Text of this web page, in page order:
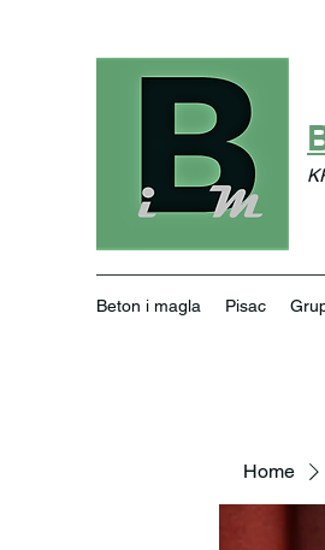
Beton i magla Pisac
Home